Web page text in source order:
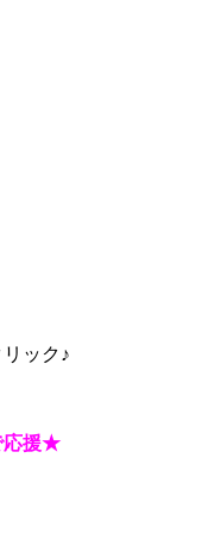
リック♪
応援★